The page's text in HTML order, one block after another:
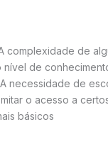
complexidade de
de
necessidade de
o acesso a
básicos